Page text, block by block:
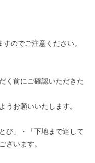
でご注意ください。
く前にご確認いただきた
うお願いいたします。
び」・「下地まで達して
ざいます。